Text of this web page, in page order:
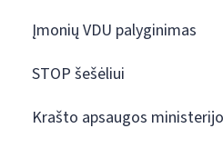
Įmonių VDU palyginimas
STOP šešėliui
Krašto apsaugos